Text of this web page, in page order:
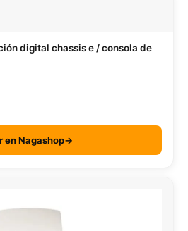
digital chassis e / consola de
en Nagashop→